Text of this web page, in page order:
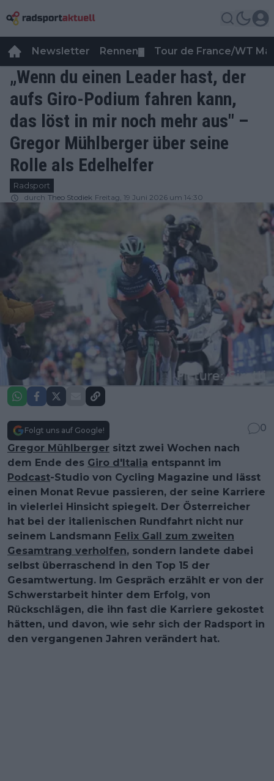
Newsletter Rennen Tour de France/WT
„Wenn du einen Leader hast, der
aufs Giro-Podium fahren kann,
das löst in mir noch mehr aus" –
Gregor Mühlberger über seine
Rolle als Edelhelfer
Radsport
durch Theo Stodiek Freitag, 19 Juni 2026 um 14:30
Folgt uns auf Google!
0
Gregor Mühlberger sitzt zwei Wochen nach
dem Ende des Giro d'Italia entspannt im
Podcast-Studio von Cycling Magazine und lässt
einen Monat Revue passieren, der seine Karriere
in vielerlei Hinsicht spiegelt. Der Österreicher
hat bei der italienischen Rundfahrt nicht nur
seinem Landsmann Felix Gall zum zweiten
Gesamtrang verholfen, sondern landete dabei
selbst überraschend in den Top 15 der
Gesamtwertung. Im Gespräch erzählt er von der
Schwerstarbeit hinter dem Erfolg, von
Rückschlägen, die ihn fast die Karriere gekostet
hätten, und davon, wie sehr sich der Radsport in
den vergangenen Jahren verändert hat.